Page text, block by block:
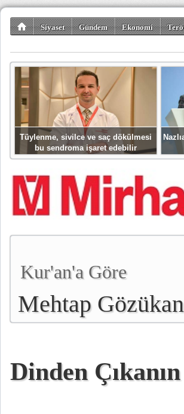
Siyaset Gündem Ekonomi
Tüylenme, sivilce ve saç dökülmesi
bu sendroma işaret edebilir
Kur'an'a Göre
Mehtap Gözükan
Dinden